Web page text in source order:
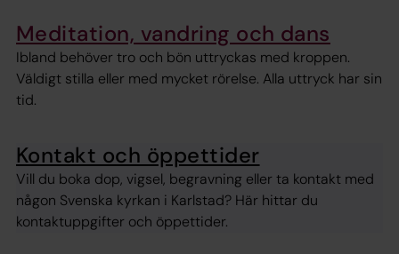
Meditation, vandring och dans
Ibland behöver tro och bön uttryckas med kroppen.
Väldigt stilla eller med mycket rörelse. Alla uttryck har sin
tid.
Kontakt och öppettider
Vill du boka dop, vigsel, begravning eller ta kontakt med
någon Svenska kyrkan i Karlstad? Här hittar du
kontaktuppgifter och öppettider.